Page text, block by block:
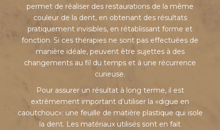
permet de réaliser des restaurations de la même
couleur de la dent, en obtenant des résultats
pratiquement invisibles, en rétablissant forme et
fonction. Si ces thérapies ne sont pas effectuées de
manière idéale, peuvent être sujettes à des
changements au fil du temps et à une récurrence
curieuse.
Pour assurer un résultat à long terme, il est
extrêmement important d’utiliser la «digue en
caoutchouc»: une feuille de matière plastique qui isole
la dent. Les matériaux utilisés sont en fait